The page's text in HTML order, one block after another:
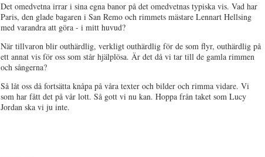
Det omedvetna irrar i sina egna banor på det omedvetnas typiska vis. Vad har
Paris, den glade bagaren i San Remo och rimmets mästare Lennart Hellsing
med varandra att göra - i mitt huvud?
När tillvaron blir outhärdlig, verkligt outhärdlig för de som flyr, outhärdlig på
ett annat vis för oss som står hjälplösa. Är det då vi tar till de gamla rimmen
och sångerna?
Så låt oss då fortsätta knåpa på våra texter och bilder och rimma vidare. Vi
som har fått det på vår lott. Så gott vi nu kan. Hoppa från taket som Lucy
Jordan ska vi ju inte.